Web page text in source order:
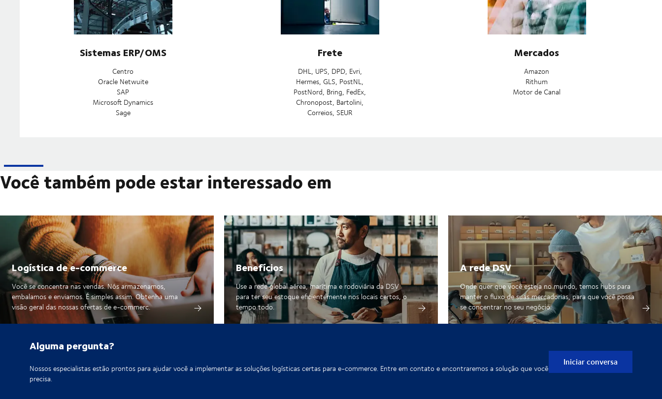
Sistemas ERP/OMS
Centro
Oracle Netwuite
SAP
Microsoft Dynamics
Sage
Frete
DHL, UPS, DPD, Evri,
Hermes, GLS, PostNL,
PostNord, Bring, FedEx,
Chronopost, Bartolini,
Correios, SEUR
Mercados
Amazon
Rithum
Motor de Canal
Você também pode estar interessado em
Logística de e-commerce
Você se concentra nas vendas. Nós armazenamos,
embalamos e enviamos. É simples assim. Obtenha uma
visão geral das nossas ofertas de e-commerc.
Benefícios
Use a rede global aérea, marítima e rodoviária da DSV
para ter seu estoque eficientemente nos locais certos, o
tempo todo.
A rede DSV
Onde quer que você esteja no mundo, temos hubs para
manter o fluxo de suas mercadorias, para que você possa
se concentrar no seu negócio.
Alguma pergunta?
Nossos especialistas estão prontos para ajudar você a implementar as soluções logísticas certas para e-commerce. Entre em contato e encontraremos a solução que você
precisa.
Iniciar conversa